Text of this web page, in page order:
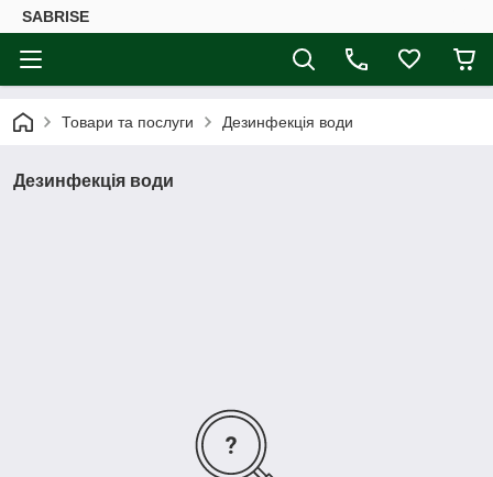
SABRISE
Товари та послуги Дезинфекція води
Дезинфекція води